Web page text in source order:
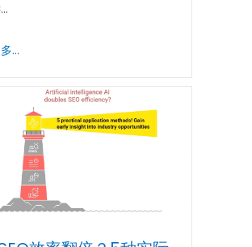
...